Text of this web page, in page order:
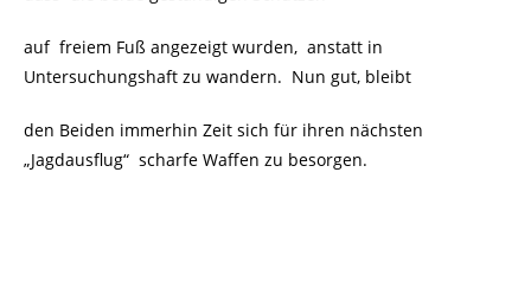
auf freiem Fuß angezeigt wurden, anstatt in
Untersuchungshaft zu wandern. Nun gut, bleibt
den Beiden immerhin Zeit sich für ihren nächsten
„Jagdausflug“ scharfe Waffen zu besorgen.